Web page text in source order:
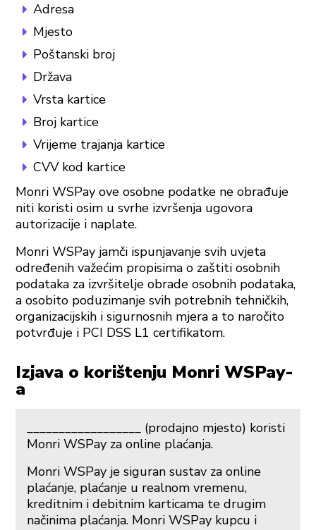
Adresa
Mjesto
Poštanski broj
Država
Vrsta kartice
Broj kartice
Vrijeme trajanja kartice
CVV kod kartice
Monri WSPay ove osobne podatke ne obrađuje
niti koristi osim u svrhe izvršenja ugovora
autorizacije i naplate.
Monri WSPay jamči ispunjavanje svih uvjeta
određenih važećim propisima o zaštiti osobnih
podataka za izvršitelje obrade osobnih podataka,
a osobito poduzimanje svih potrebnih tehničkih,
organizacijskih i sigurnosnih mjera a to naročito
potvrđuje i PCI DSS L1 certifikatom.
Izjava o korištenju Monri WSPay-
a
__________________ (prodajno mjesto) koristi
Monri WSPay za online plaćanja.
Monri WSPay je siguran sustav za online
plaćanje, plaćanje u realnom vremenu,
kreditnim i debitnim karticama te drugim
načinima plaćanja. Monri WSPay kupcu i